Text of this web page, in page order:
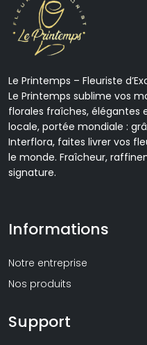
Le Printemps – Fleuriste
Le Printemps sublime vos
florales fraîches, élégantes
locale, portée mondiale :
Interflora, faites livrer vos
le monde. Fraîcheur,
signature.
Informations
Notre entreprise
Nos produits
Support